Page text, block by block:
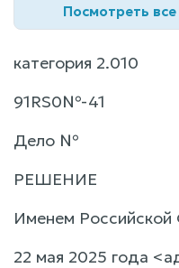
Посмотреть
категория 2.010
91RS0№-41
Дело №
РЕШЕНИЕ
Именем
22 мая 2025 года